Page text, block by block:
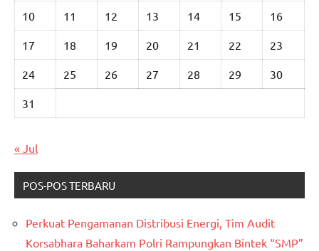
10 11 12 13 14 15 16
17 18 19 20 21 22 23
24 25 26 27 28 29 30
31
« Jul
POS-POS TERBARU
Perkuat Pengamanan Distribusi Energi, Tim Audit
Korsabhara Baharkam Polri Rampungkan Bintek “SMP”